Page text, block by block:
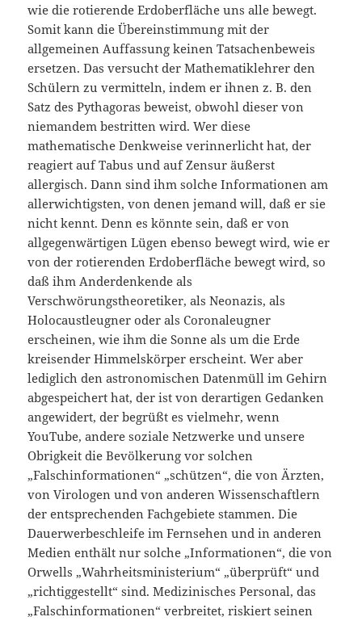
wie die rotierende Erdoberfläche uns alle bewegt.
Somit kann die Übereinstimmung mit der
allgemeinen Auffassung keinen Tatsachenbeweis
ersetzen. Das versucht der Mathematiklehrer den
Schülern zu vermitteln, indem er ihnen z. B. den
Satz des Pythagoras beweist, obwohl dieser von
niemandem bestritten wird. Wer diese
mathematische Denkweise verinnerlicht hat, der
reagiert auf Tabus und auf Zensur äußerst
allergisch. Dann sind ihm solche Informationen am
allerwichtigsten, von denen jemand will, daß er sie
nicht kennt. Denn es könnte sein, daß er von
allgegenwärtigen Lügen ebenso bewegt wird, wie er
von der rotierenden Erdoberfläche bewegt wird, so
daß ihm Anderdenkende als
Verschwörungstheoretiker, als Neonazis, als
Holocaustleugner oder als Coronaleugner
erscheinen, wie ihm die Sonne als um die Erde
kreisender Himmelskörper erscheint. Wer aber
lediglich den astronomischen Datenmüll im Gehirn
abgespeichert hat, der ist von derartigen Gedanken
angewidert, der begrüßt es vielmehr, wenn
YouTube, andere soziale Netzwerke und unsere
Obrigkeit die Bevölkerung vor solchen
„Falschinformationen“ „schützen“, die von Ärzten,
von Virologen und von anderen Wissenschaftlern
der entsprechenden Fachgebiete stammen. Die
Dauerwerbeschleife im Fernsehen und in anderen
Medien enthält nur solche „Informationen“, die von
Orwells „Wahrheitsministerium“ „überprüft“ und
„richtiggestellt“ sind. Medizinisches Personal, das
„Falschinformationen“ verbreitet, riskiert seinen